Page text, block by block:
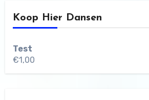
Koop Hier Dansen
Test
€1,00